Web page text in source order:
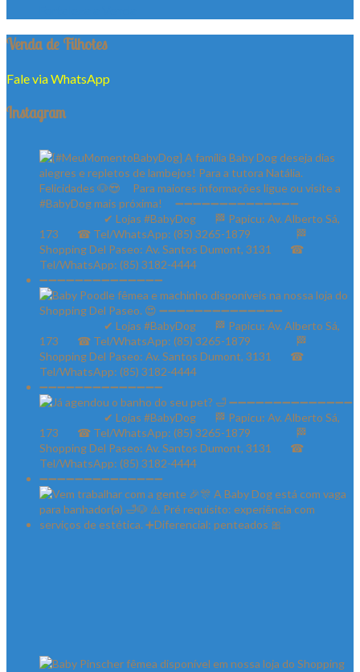
Venda de Filhotes
Fale via WhatsApp
Instagram